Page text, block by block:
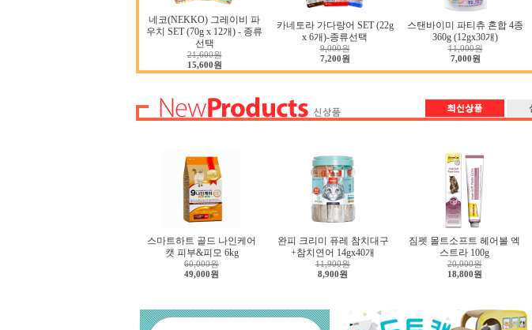
네코(NEKKO) 그레이비 파
우치 SET (70g x 12개) - 종류
선택
21,600원
15,600원
카네토라 가다랑어 SET (22g
x 6개)-종류선택
9,000원
7,200원
스탠바이미 파티츄 혼합 4종
360g (12gx30개)
11,000원
7,000원
스마트하트 골드 나인케어
캣 피부&피모 6kg
60,000원
49,000원
완피 크리미 퓨레 참치대구
+참치연어 14gx40개
11,900원
8,900원
짐펫 몰트소프트 헤어볼 엑
스트라 100g
20,000원
18,800원